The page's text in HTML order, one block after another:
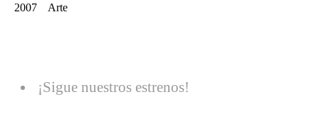
2007 Arte
¡Sigue nuestros estrenos!